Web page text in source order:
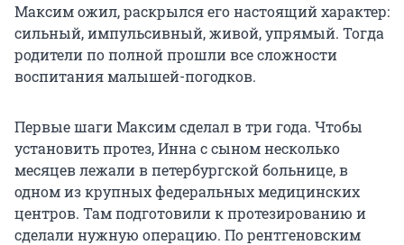
Максим ожил, раскрылся его настоящий характер:
сильный, импульсивный, живой, упрямый. Тогда
родители по полной прошли все сложности
воспитания малышей-погодков.
Первые шаги Максим сделал в три года. Чтобы
установить протез, Инна с сыном несколько
месяцев лежали в петербургской больнице, в
одном из крупных федеральных медицинских
центров. Там подготовили к протезированию и
сделали нужную операцию. По рентгеновским